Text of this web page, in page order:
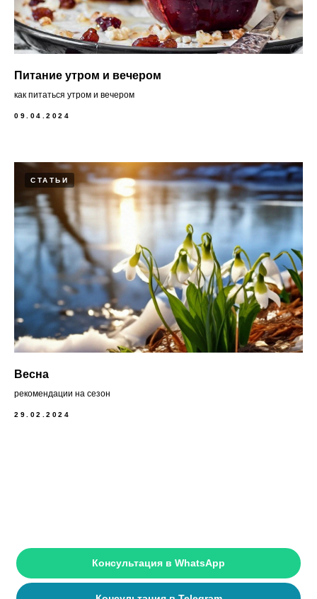
Питание утром и вечером
как питаться утром и вечером
09.04.2024
СТАТЬИ
Весна
рекомендации на сезон
29.02.2024
Консультация в WhatsApp